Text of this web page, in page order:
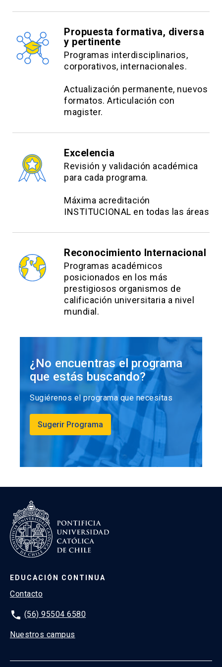
Propuesta formativa, diversa
y pertinente
Programas interdisciplinarios,
corporativos, internacionales.
Actualización permanente, nuevos
formatos. Articulación con
magister.
Excelencia
Revisión y validación académica
para cada programa.
Máxima acreditación
INSTITUCIONAL en todas las áreas
Reconocimiento Internacional
Programas académicos
posicionados en los más
prestigiosos organismos de
calificación universitaria a nivel
mundial.
¿No encuentras el programa
que estás buscando?
Sugiérenos el programa que necesitas
Sugerir Programa
EDUCACIÓN CONTINUA
Contacto
phone (56) 95504 6580
Nuestros campus